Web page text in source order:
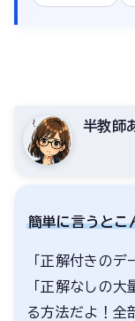
半教師
簡単に言うとこ
「正解付きの
「正解なしの
る方法だよ！全